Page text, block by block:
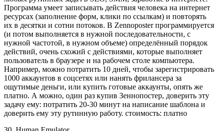
Программа умеет записывать действия человека на интернет
ресурсах (заполнение форм, клики по ссылкам) и повторять
их в десятки и сотни потоков. В Zennoposter программируется
(и потом выполняется в нужной последовательности, с
нужной частотой, в нужном объеме) определённый порядок
действий, очень схожий с действиями, которые выполняет
пользователь в браузере и на рабочем столе компьютера.
Например, можно потратить 10 дней, чтобы зарегистрировать
1000 аккаунтов в соцсетях или нанять фрилансера за
ощутимые деньги, или купить готовые аккаунты, опять же
платно. А можно, один раз купив Зеннопостер, доверить эту
задачу ему: потратить 20-30 минут на написание шаблона и
доверить ему эту рутинную работу. стоимость: платно